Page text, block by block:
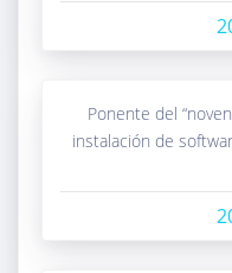
ponente del “noveno festival latinoamericano de
instalación de